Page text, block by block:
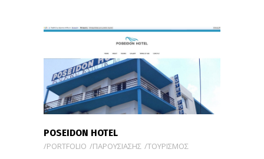
POSEIDON HOTEL
PORTFOLIO ΠΑΡΟΥΣΙΑΣΗΣ ΤΟΥΡΙΣΜΟΣ